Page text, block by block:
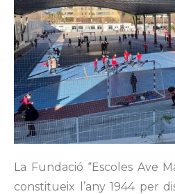
La Fundació “Escoles Ave
constitueix l’any 1944 per